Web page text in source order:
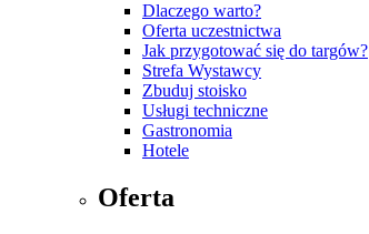
Dlaczego warto?
Oferta uczestnictwa
Jak przygotować się do targów?
Strefa Wystawcy
Zbuduj stoisko
Usługi techniczne
Gastronomia
Hotele
Oferta